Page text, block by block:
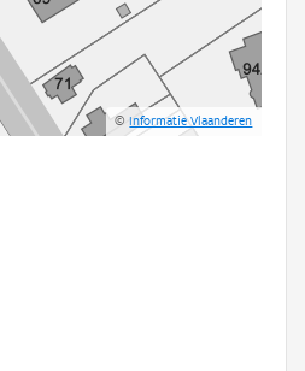
©Informatie Vlaanderen